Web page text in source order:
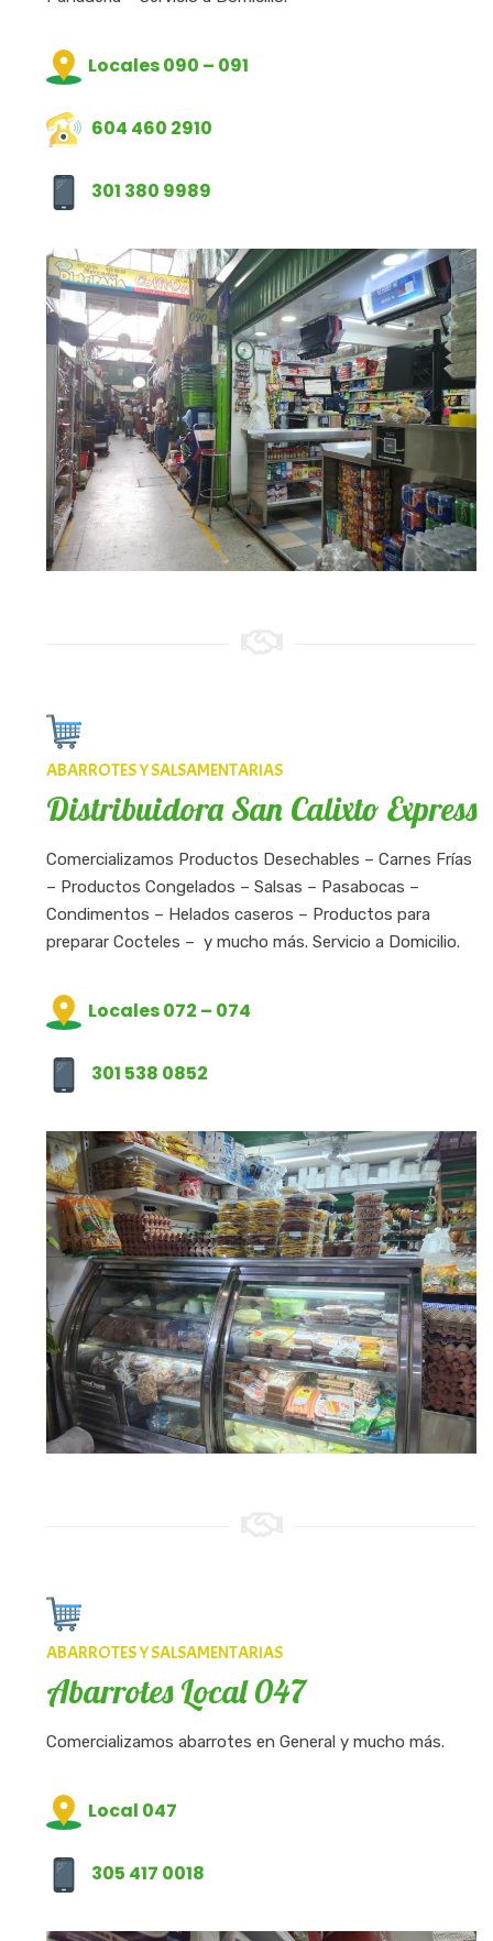
Locales 090 – 091
604 460 2910
301 380 9989
ABARROTES Y SALSAMENTARIAS
Distribuidora San Calixto Express
Comercializamos Productos Desechables – Carnes Frías
– Productos Congelados – Salsas – Pasabocas –
Condimentos – Helados caseros – Productos para
preparar Cocteles – y mucho más. Servicio a Domicilio.
Locales 072 – 074
301 538 0852
ABARROTES Y SALSAMENTARIAS
Abarrotes Local 047
Comercializamos abarrotes en General y mucho más.
Local 047
305 417 0018